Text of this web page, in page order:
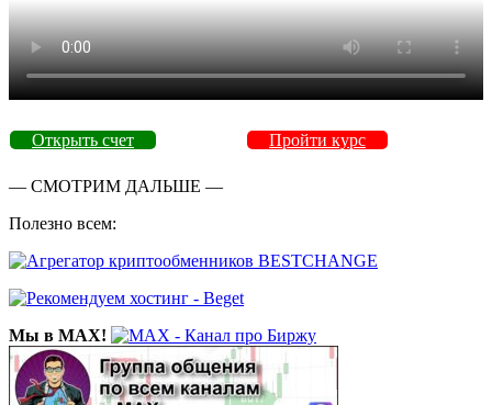
Открыть счет Пройти курс
— СМОТРИМ ДАЛЬШЕ —
Полезно всем:
Мы в MAX!